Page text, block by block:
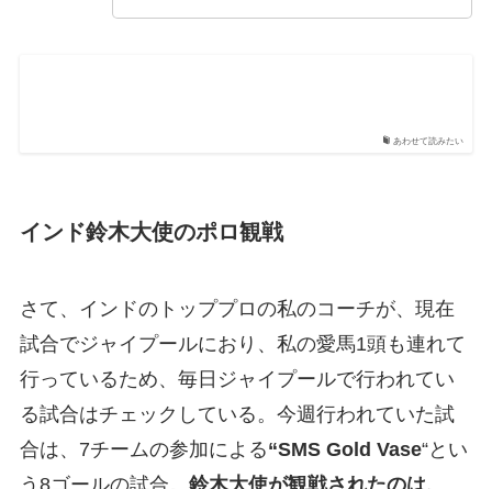
あわせて読みたい
インド鈴木大使のポロ観戦
さて、インドのトッププロの私のコーチが、現在
試合でジャイプールにおり、私の愛馬1頭も連れて
行っているため、毎日ジャイプールで行われてい
る試合はチェックしている。今週行われていた試
合は、7チームの参加による“SMS Gold Vase“とい
う8ゴールの試合。 鈴木大使が観戦されたのは、